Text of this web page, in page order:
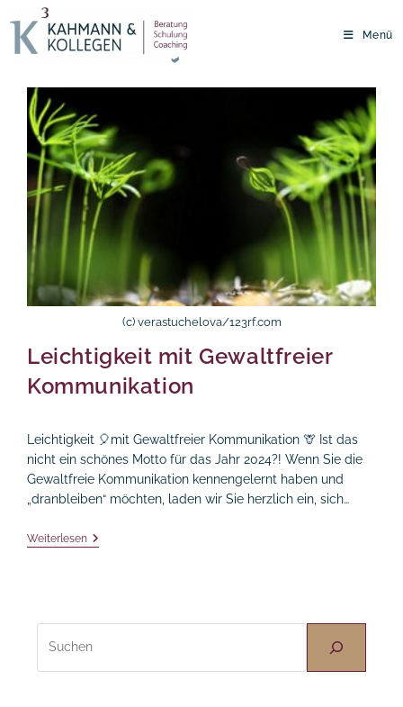
Inhalt
springen
Menü
(c) verastuchelova/123rf.com
Leichtigkeit mit Gewaltfreier
Kommunikation
Leichtigkeit 🎈mit Gewaltfreier Kommunikation 🦒 Ist das
nicht ein schönes Motto für das Jahr 2024?! Wenn Sie die
Gewaltfreie Kommunikation kennengelernt haben und
„dranbleiben“ möchten, laden wir Sie herzlich ein, sich…
WeiterlesenLeichtigkeit Mit